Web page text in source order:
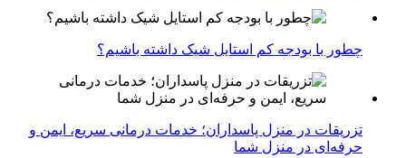
چطور با بودجه کم استایل شیک داشته باشیم؟
تزریقات در منزل پاسداران؛ خدمات درمانی سریع، ایمن و
حرفه‌ای در منزل شما